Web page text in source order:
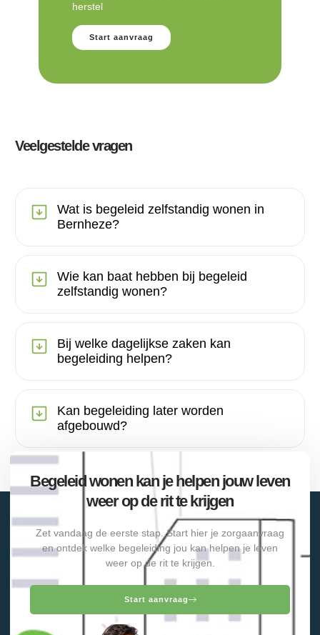
herstel
Start aanvraag
Veelgestelde vragen
Wat is begeleid zelfstandig wonen in
Bernheze?
Wie kan baat hebben bij begeleid
zelfstandig wonen?
Bij welke dagelijkse zaken kan
begeleiding helpen?
Kan begeleiding later worden
afgebouwd?
Begeleid wonen kan je helpen jouw leven
weer op de rit te krijgen
Zet vandaag de eerste stap. Start hier je zorgaanvraag
en ontdek welke begeleiding jou kan helpen je leven
weer op de rit te krijgen.
Start aanvraag